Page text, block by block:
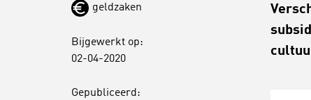
geldzaken
Bijgewerkt op:
02-04-2020
Gepubliceerd: